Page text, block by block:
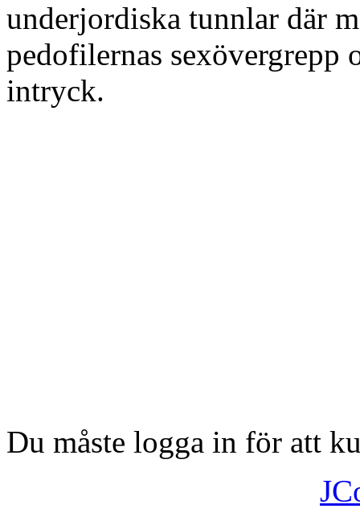
underjordiska tunnlar där
pedofilernas
intryck.
Du måste logga in för att